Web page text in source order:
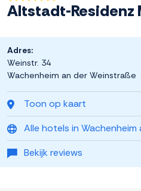
Altstadt-Residenz
Toon op kaart
Alle hotels in
Bekijk reviews
Adres:
Weinstr. 34
Wachenheim an der Weinstraße